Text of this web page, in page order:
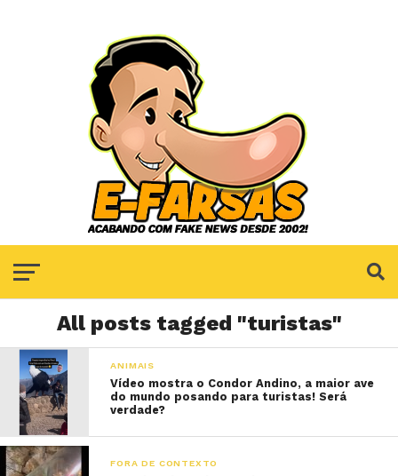
All posts tagged "turistas"
ANIMAIS
Vídeo mostra o Condor Andino, a maior ave
do mundo posando para turistas! Será
verdade?
FORA DE CONTEXTO